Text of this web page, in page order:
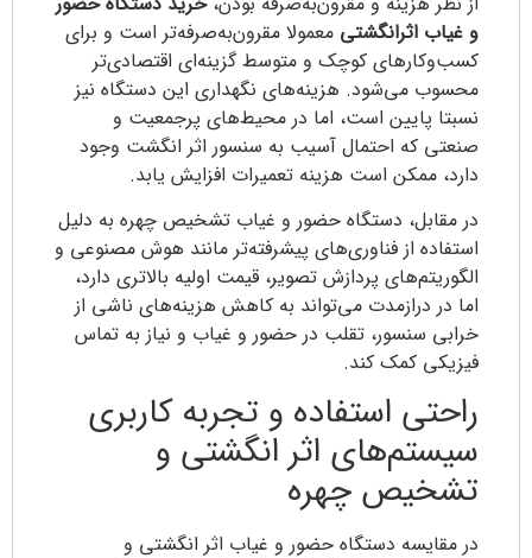
و غیاب اثرانگشتی معمولا مقرون‌به‌صرفه‌تر است و برای
کسب‌وکارهای کوچک و متوسط گزینه‌ای اقتصادی‌تر
محسوب می‌شود. هزینه‌های نگهداری این دستگاه نیز
نسبتا پایین است، اما در محیط‌های پرجمعیت و
صنعتی که احتمال آسیب به سنسور اثر انگشت وجود
دارد، ممکن است هزینه تعمیرات افزایش یابد.
در مقابل، دستگاه حضور و غیاب تشخیص چهره به دلیل
استفاده از فناوری‌های پیشرفته‌تر مانند هوش مصنوعی و
الگوریتم‌های پردازش تصویر، قیمت اولیه بالاتری دارد،
اما در درازمدت می‌تواند به کاهش هزینه‌های ناشی از
خرابی سنسور، تقلب در حضور و غیاب و نیاز به تماس
فیزیکی کمک کند.
راحتی استفاده و تجربه کاربری
سیستم‌های اثر انگشتی و
تشخیص چهره
در مقایسه دستگاه حضور و غیاب اثر انگشتی و